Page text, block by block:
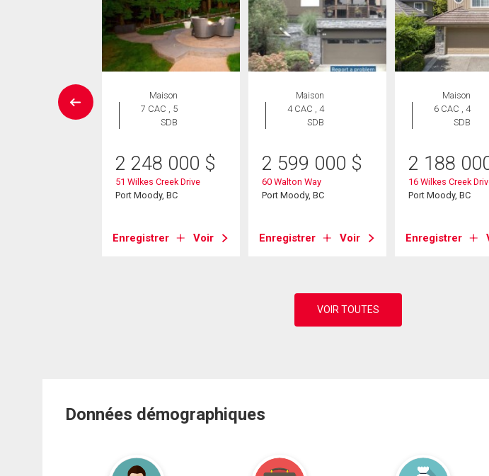
Maison
7 CAC , 5
SDB
2 248 000 $
51 Wilkes Creek Drive
Port Moody, BC
Enregistrer Voir
Maison
4 CAC , 4
SDB
2 599 000 $
60 Walton Way
Port Moody, BC
Enregistrer Voir
Maison
6 CAC , 4
SDB
2 188
16 Wilkes Creek
Port Moody, BC
Enregistrer
Données démographiques